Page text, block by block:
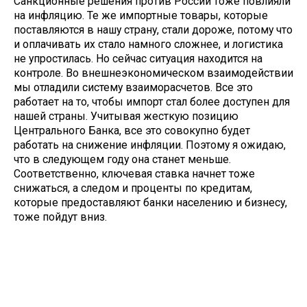
на инфляцию. Те же импортные товары, которые
поставляются в нашу страну, стали дороже, потому что
и оплачивать их стало намного сложнее, и логистика
не упростилась. Но сейчас ситуация находится на
контроле. Во внешнеэкономическом взаимодействии
мы отладили систему взаиморасчетов. Все это
работает на то, чтобы импорт стал более доступен для
нашей страны. Учитывая жесткую позицию
Центрального Банка, все это совокупно будет
работать на снижение инфляции. Поэтому я ожидаю,
что в следующем году она станет меньше.
Соответственно, ключевая ставка начнет тоже
снижаться, а следом и проценты по кредитам,
которые предоставляют банки населению и бизнесу,
тоже пойдут вниз.